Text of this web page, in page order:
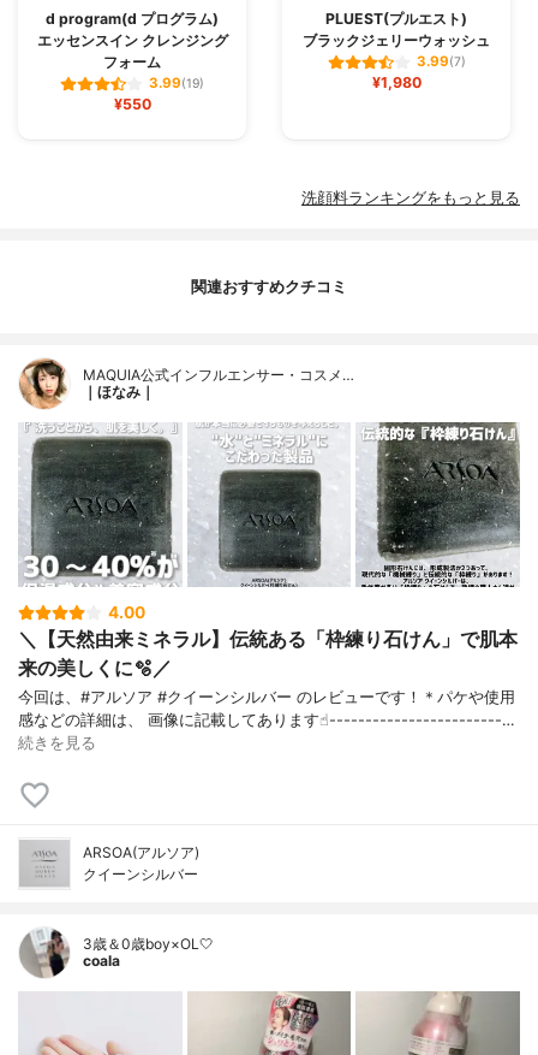
d program(d プログラム)
エッセンスイン クレンジング
フォーム
3.99(19)
¥550
PLUEST(プルエスト)
ブラックジェリーウォッシュ
3.99(7)
¥1,980
洗顔料ランキングをもっと見る
関連おすすめクチコミ
MAQUIA公式インフルエンサー・コスメ…
｜ほなみ｜
4.00
＼【天然由来ミネラル】伝統ある「枠練り石けん」で肌本
来の美しくに🫧／
今回は、#アルソア #クイーンシルバー のレビューです！＊パケや使用
感などの詳細は、 画像に記載してあります☝︎------------------------…
続きを見る
ARSOA(アルソア)
クイーンシルバー
3歳＆0歳boy×OL🤍
coala